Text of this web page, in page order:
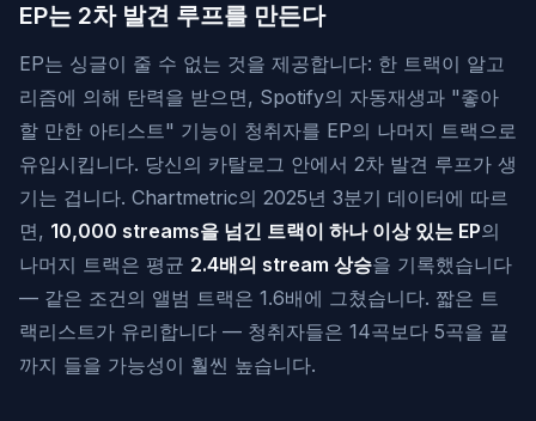
EP는 2차 발견 루프를 만든다
EP는 싱글이 줄 수 없는 것을 제공합니다: 한 트랙이 알고
리즘에 의해 탄력을 받으면, Spotify의 자동재생과 "좋아
할 만한 아티스트" 기능이 청취자를 EP의 나머지 트랙으로
유입시킵니다. 당신의 카탈로그 안에서 2차 발견 루프가 생
기는 겁니다. Chartmetric의 2025년 3분기 데이터에 따르
면, 10,000 streams을 넘긴 트랙이 하나 이상 있는 EP의
나머지 트랙은 평균 2.4배의 stream 상승을 기록했습니다
— 같은 조건의 앨범 트랙은 1.6배에 그쳤습니다. 짧은 트
랙리스트가 유리합니다 — 청취자들은 14곡보다 5곡을 끝
까지 들을 가능성이 훨씬 높습니다.